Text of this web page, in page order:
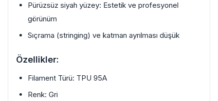
Pürüzsüz siyah yüzey: Estetik ve profesyonel
görünüm
Sıçrama (stringing) ve katman ayrılması düşük
Özellikler:
Filament Türü: TPU 95A
Renk: Gri